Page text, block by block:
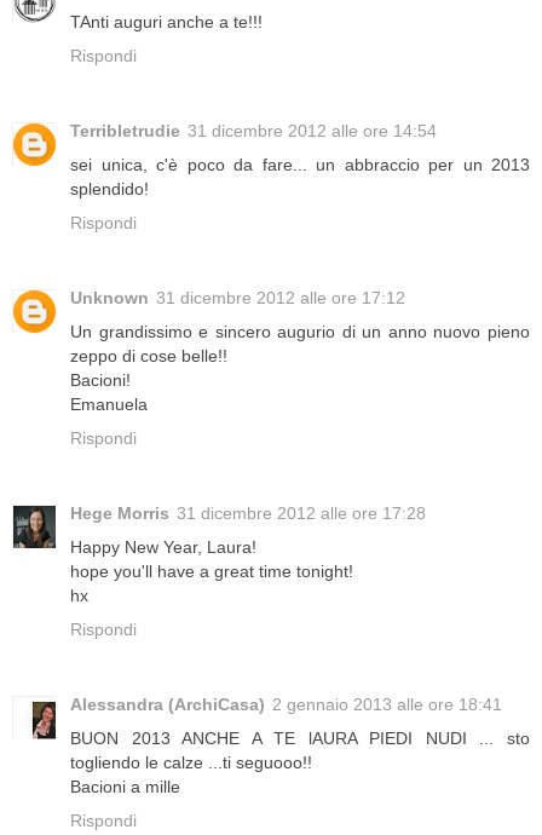
TAnti auguri anche a te!!!
Rispondi
Terribletrudie 31 dicembre 2012 alle ore 14:54
sei unica, c'è poco da fare... un abbraccio per un 2013
splendido!
Rispondi
Unknown 31 dicembre 2012 alle ore 17:12
Un grandissimo e sincero augurio di un anno nuovo pieno
zeppo di cose belle!!
Bacioni!
Emanuela
Rispondi
Hege Morris 31 dicembre 2012 alle ore 17:28
Happy New Year, Laura!
hope you'll have a great time tonight!
hx
Rispondi
Alessandra (ArchiCasa) 2 gennaio 2013 alle ore 18:41
BUON 2013 ANCHE A TE lAURA PIEDI NUDI ... sto
togliendo le calze ...ti seguooo!!
Bacioni a mille
Rispondi